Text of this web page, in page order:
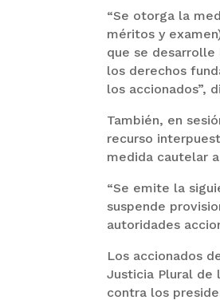
“Se otorga la
méritos y
que se desarrolle
los derechos
los accionados”,
También, en
recurso
medida cautelar
“Se emite la
suspende
autoridades
Los accionados
Justicia Plural de
contra los